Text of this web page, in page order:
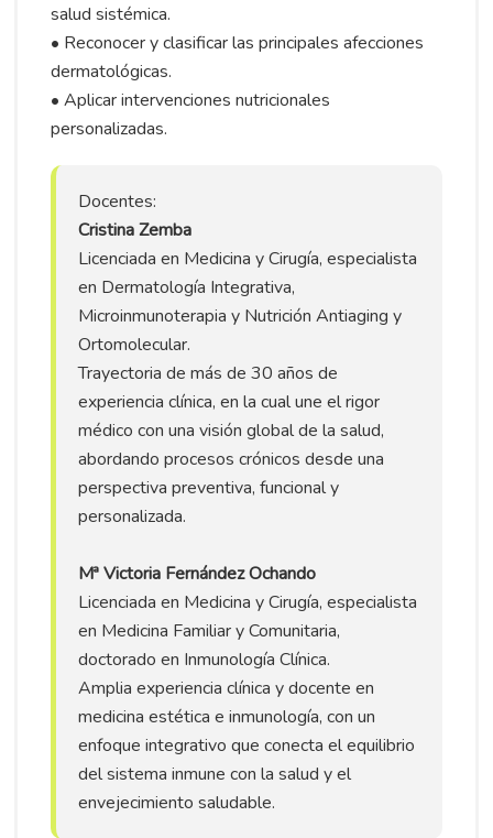
salud sistémica.
• Reconocer y clasificar las principales afecciones
dermatológicas.
• Aplicar intervenciones nutricionales
personalizadas.
Docentes:
Cristina Zemba
Licenciada en Medicina y Cirugía, especialista
en Dermatología Integrativa,
Microinmunoterapia y Nutrición Antiaging y
Ortomolecular.
Trayectoria de más de 30 años de
experiencia clínica, en la cual une el rigor
médico con una visión global de la salud,
abordando procesos crónicos desde una
perspectiva preventiva, funcional y
personalizada.
Mª Victoria Fernández Ochando
Licenciada en Medicina y Cirugía, especialista
en Medicina Familiar y Comunitaria,
doctorado en Inmunología Clínica.
Amplia experiencia clínica y docente en
medicina estética e inmunología, con un
enfoque integrativo que conecta el equilibrio
del sistema inmune con la salud y el
envejecimiento saludable.